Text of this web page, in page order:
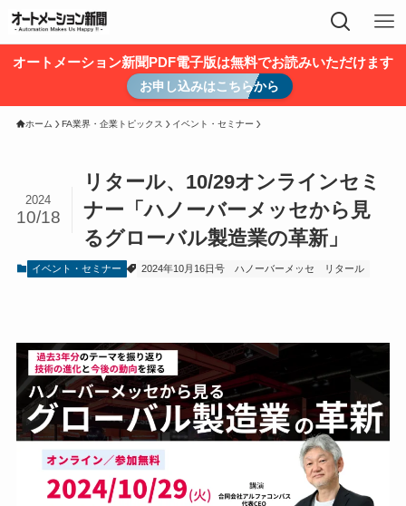
オートメーション新聞PDF電子版は無料でお読みいただけます
お申し込みはこちらから
ホーム FA業界・企業トピックス イベント・セミナー
リタール、10/29オンラインセミ
ナー「ハノーバーメッセから見
るグローバル製造業の革新」
2024
10/18
イベント・セミナー 2024年10月16日号 ハノーバーメッセ リタール